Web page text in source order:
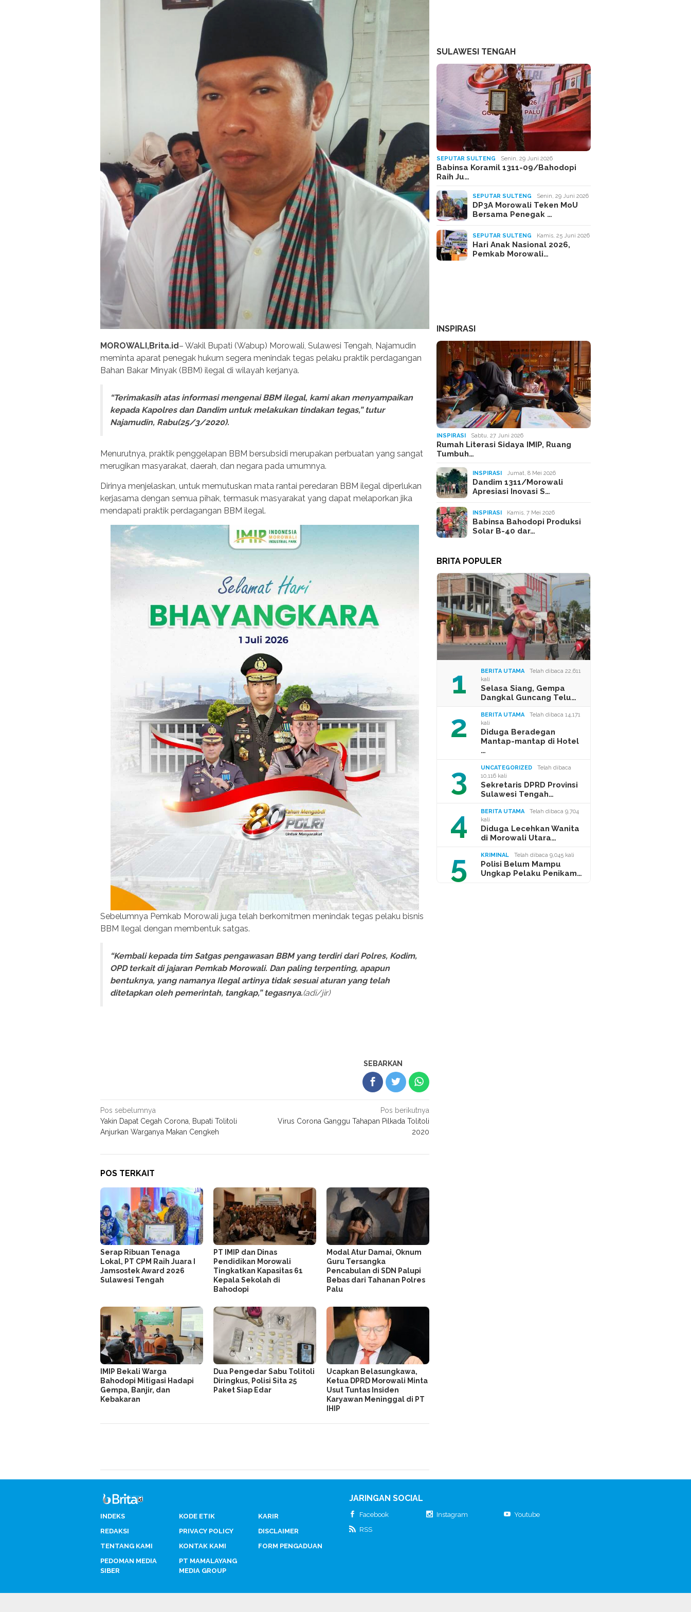
MOROWALI,Brita.id– Wakil Bupati (Wabup) Morowali, Sulawesi Tengah, Najamudin
meminta aparat penegak hukum segera menindak tegas pelaku praktik perdagangan
Bahan Bakar Minyak (BBM) ilegal di wilayah kerjanya.
“Terimakasih atas informasi mengenai BBM ilegal, kami akan menyampaikan
kepada Kapolres dan Dandim untuk melakukan tindakan tegas,” tutur
Najamudin, Rabu(25/3/2020).
Menurutnya, praktik penggelapan BBM bersubsidi merupakan perbuatan yang sangat
merugikan masyarakat, daerah, dan negara pada umumnya.
Dirinya menjelaskan, untuk memutuskan mata rantai peredaran BBM ilegal diperlukan
kerjasama dengan semua pihak, termasuk masyarakat yang dapat melaporkan jika
mendapati praktik perdagangan BBM ilegal.
Sebelumnya Pemkab Morowali juga telah berkomitmen menindak tegas pelaku bisnis
BBM Ilegal dengan membentuk satgas.
“Kembali kepada tim Satgas pengawasan BBM yang terdiri dari Polres, Kodim,
OPD terkait di jajaran Pemkab Morowali. Dan paling terpenting, apapun
bentuknya, yang namanya Ilegal artinya tidak sesuai aturan yang telah
ditetapkan oleh pemerintah, tangkap,” tegasnya.(adi/jir)
SEBARKAN
Navigasi
pos
Pos sebelumnya
Yakin Dapat Cegah Corona, Bupati Tolitoli
Anjurkan Warganya Makan Cengkeh
Pos berikutnya
Virus Corona Ganggu Tahapan Pilkada Tolitoli
2020
POS TERKAIT
Serap Ribuan Tenaga
Lokal, PT CPM Raih Juara I
Jamsostek Award 2026
Sulawesi Tengah
PT IMIP dan Dinas
Pendidikan Morowali
Tingkatkan Kapasitas 61
Kepala Sekolah di
Bahodopi
Modal Atur Damai, Oknum
Guru Tersangka
Pencabulan di SDN Palupi
Bebas dari Tahanan Polres
Palu
IMIP Bekali Warga
Bahodopi Mitigasi Hadapi
Gempa, Banjir, dan
Kebakaran
Dua Pengedar Sabu Tolitoli
Diringkus, Polisi Sita 25
Paket Siap Edar
Ucapkan Belasungkawa,
Ketua DPRD Morowali Minta
Usut Tuntas Insiden
Karyawan Meninggal di PT
IHIP
SULAWESI TENGAH
SEPUTAR SULTENG Senin, 29 Juni 2026
Babinsa Koramil 1311-09/Bahodopi
Raih Ju…
SEPUTAR SULTENG Senin, 29 Juni 2026
DP3A Morowali Teken MoU
Bersama Penegak …
SEPUTAR SULTENG Kamis, 25 Juni 2026
Hari Anak Nasional 2026,
Pemkab Morowali…
INSPIRASI
INSPIRASI Sabtu, 27 Juni 2026
Rumah Literasi Sidaya IMIP, Ruang
Tumbuh…
INSPIRASI Jumat, 8 Mei 2026
Dandim 1311/Morowali
Apresiasi Inovasi S…
INSPIRASI Kamis, 7 Mei 2026
Babinsa Bahodopi Produksi
Solar B-40 dar…
BRITA POPULER
1 BERITA UTAMA
Telah dibaca 22,611
kali
Selasa Siang, Gempa
Dangkal Guncang Telu…
2 BERITA UTAMA
Telah dibaca 14,171
kali
Diduga Beradegan
Mantap-mantap di Hotel
…
3 UNCATEGORIZED
Telah dibaca
10,116 kali
Sekretaris DPRD Provinsi
Sulawesi Tengah…
4 BERITA UTAMA
Telah dibaca 9,704
kali
Diduga Lecehkan Wanita
di Morowali Utara…
5 KRIMINAL Telah dibaca 9,045 kali
Polisi Belum Mampu
Ungkap Pelaku Penikam…
INDEKS KODE ETIK
KARIR
REDAKSI
PRIVACY POLICY
DISCLAIMER
TENTANG KAMI
KONTAK KAMI
FORM PENGADUAN
PEDOMAN MEDIA
SIBER
PT MAMALAYANG
MEDIA GROUP
JARINGAN SOCIAL
Facebook Instagram
Youtube
RSS